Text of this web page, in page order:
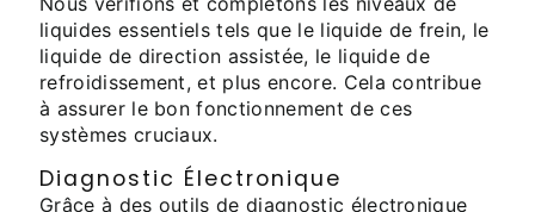
liquides essentiels tels que le liquide de frein, le
liquide de direction assistée, le liquide de
refroidissement, et plus encore. Cela contribue
à assurer le bon fonctionnement de ces
systèmes cruciaux.
Diagnostic Électronique
Grâce à des outils de diagnostic électronique